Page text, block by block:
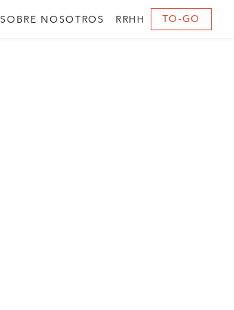
SOBRE NOSOTROS RRHH TO-GO